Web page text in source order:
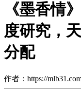
《墨香情
度研究，
分配
作者：https://